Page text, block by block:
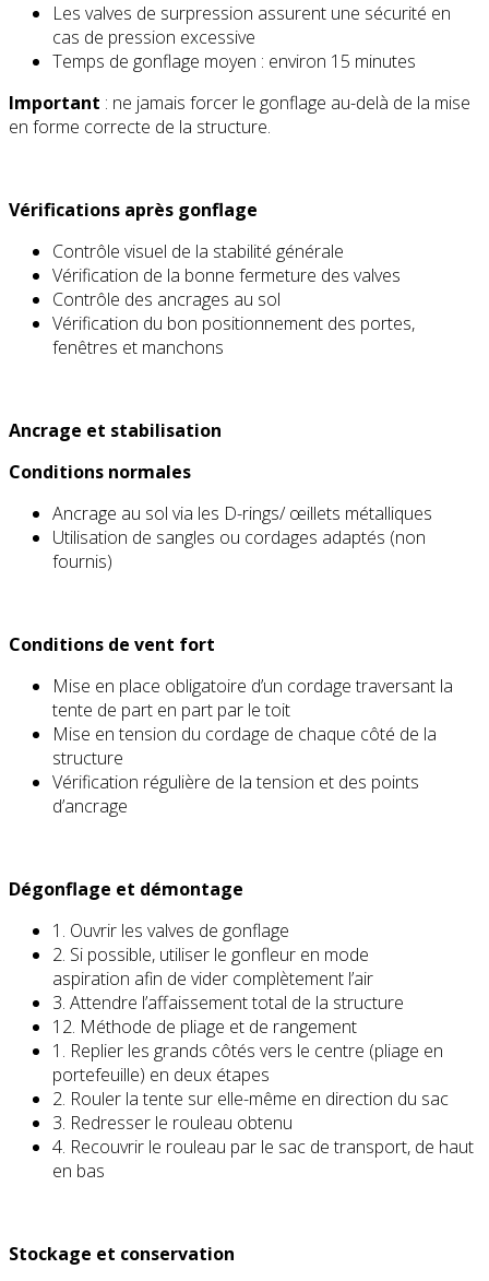
Les valves de surpression assurent une sécurité en
cas de pression excessive
Temps de gonflage moyen : environ 15 minutes
Important : ne jamais forcer le gonflage au-delà de la mise
en forme correcte de la structure.
Vérifications après gonflage
Contrôle visuel de la stabilité générale
Vérification de la bonne fermeture des valves
Contrôle des ancrages au sol
Vérification du bon positionnement des portes,
fenêtres et manchons
Ancrage et stabilisation
Conditions normales
Ancrage au sol via les D-rings/ œillets métalliques
Utilisation de sangles ou cordages adaptés (non
fournis)
Conditions de vent fort
Mise en place obligatoire d’un cordage traversant la
tente de part en part par le toit
Mise en tension du cordage de chaque côté de la
structure
Vérification régulière de la tension et des points
d’ancrage
Dégonflage et démontage
1. Ouvrir les valves de gonflage
2. Si possible, utiliser le gonfleur en mode
aspiration afin de vider complètement l’air
3. Attendre l’affaissement total de la structure
12. Méthode de pliage et de rangement
1. Replier les grands côtés vers le centre (pliage en
portefeuille) en deux étapes
2. Rouler la tente sur elle-même en direction du sac
3. Redresser le rouleau obtenu
4. Recouvrir le rouleau par le sac de transport, de haut
en bas
Stockage et conservation